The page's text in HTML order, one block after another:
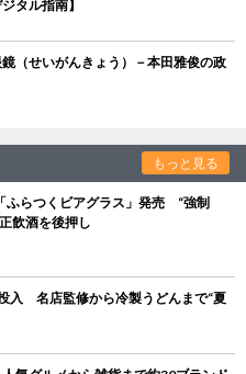
タル指南】
（せいがんきょう）－本田雅俊の政
もっと見る
ふらつくビアグラス」発売 “強制
飲酒を後押し
入 名店監修から冷製うどんまで“夏